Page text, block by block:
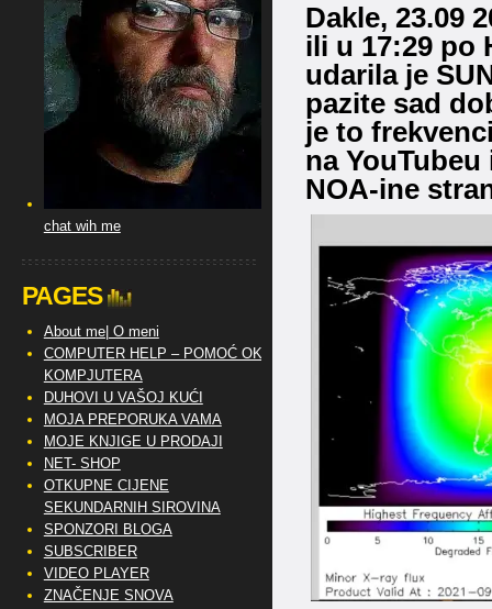
Dakle, 23.09
ili u 17:29 po
udarila je
pazite sad
je to
na
NOA-ine
chat wih me
PAGES
About me| O meni
COMPUTER HELP – POMOĆ OKO
KOMPJUTERA
DUHOVI U VAŠOJ KUĆI
MOJA PREPORUKA VAMA
MOJE KNJIGE U PRODAJI
NET- SHOP
OTKUPNE CIJENE
SEKUNDARNIH SIROVINA
SPONZORI BLOGA
SUBSCRIBER
VIDEO PLAYER
ZNAČENJE SNOVA